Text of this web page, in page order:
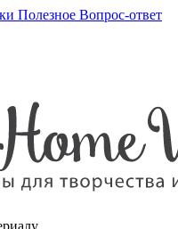
Полезное Вопрос-ответ